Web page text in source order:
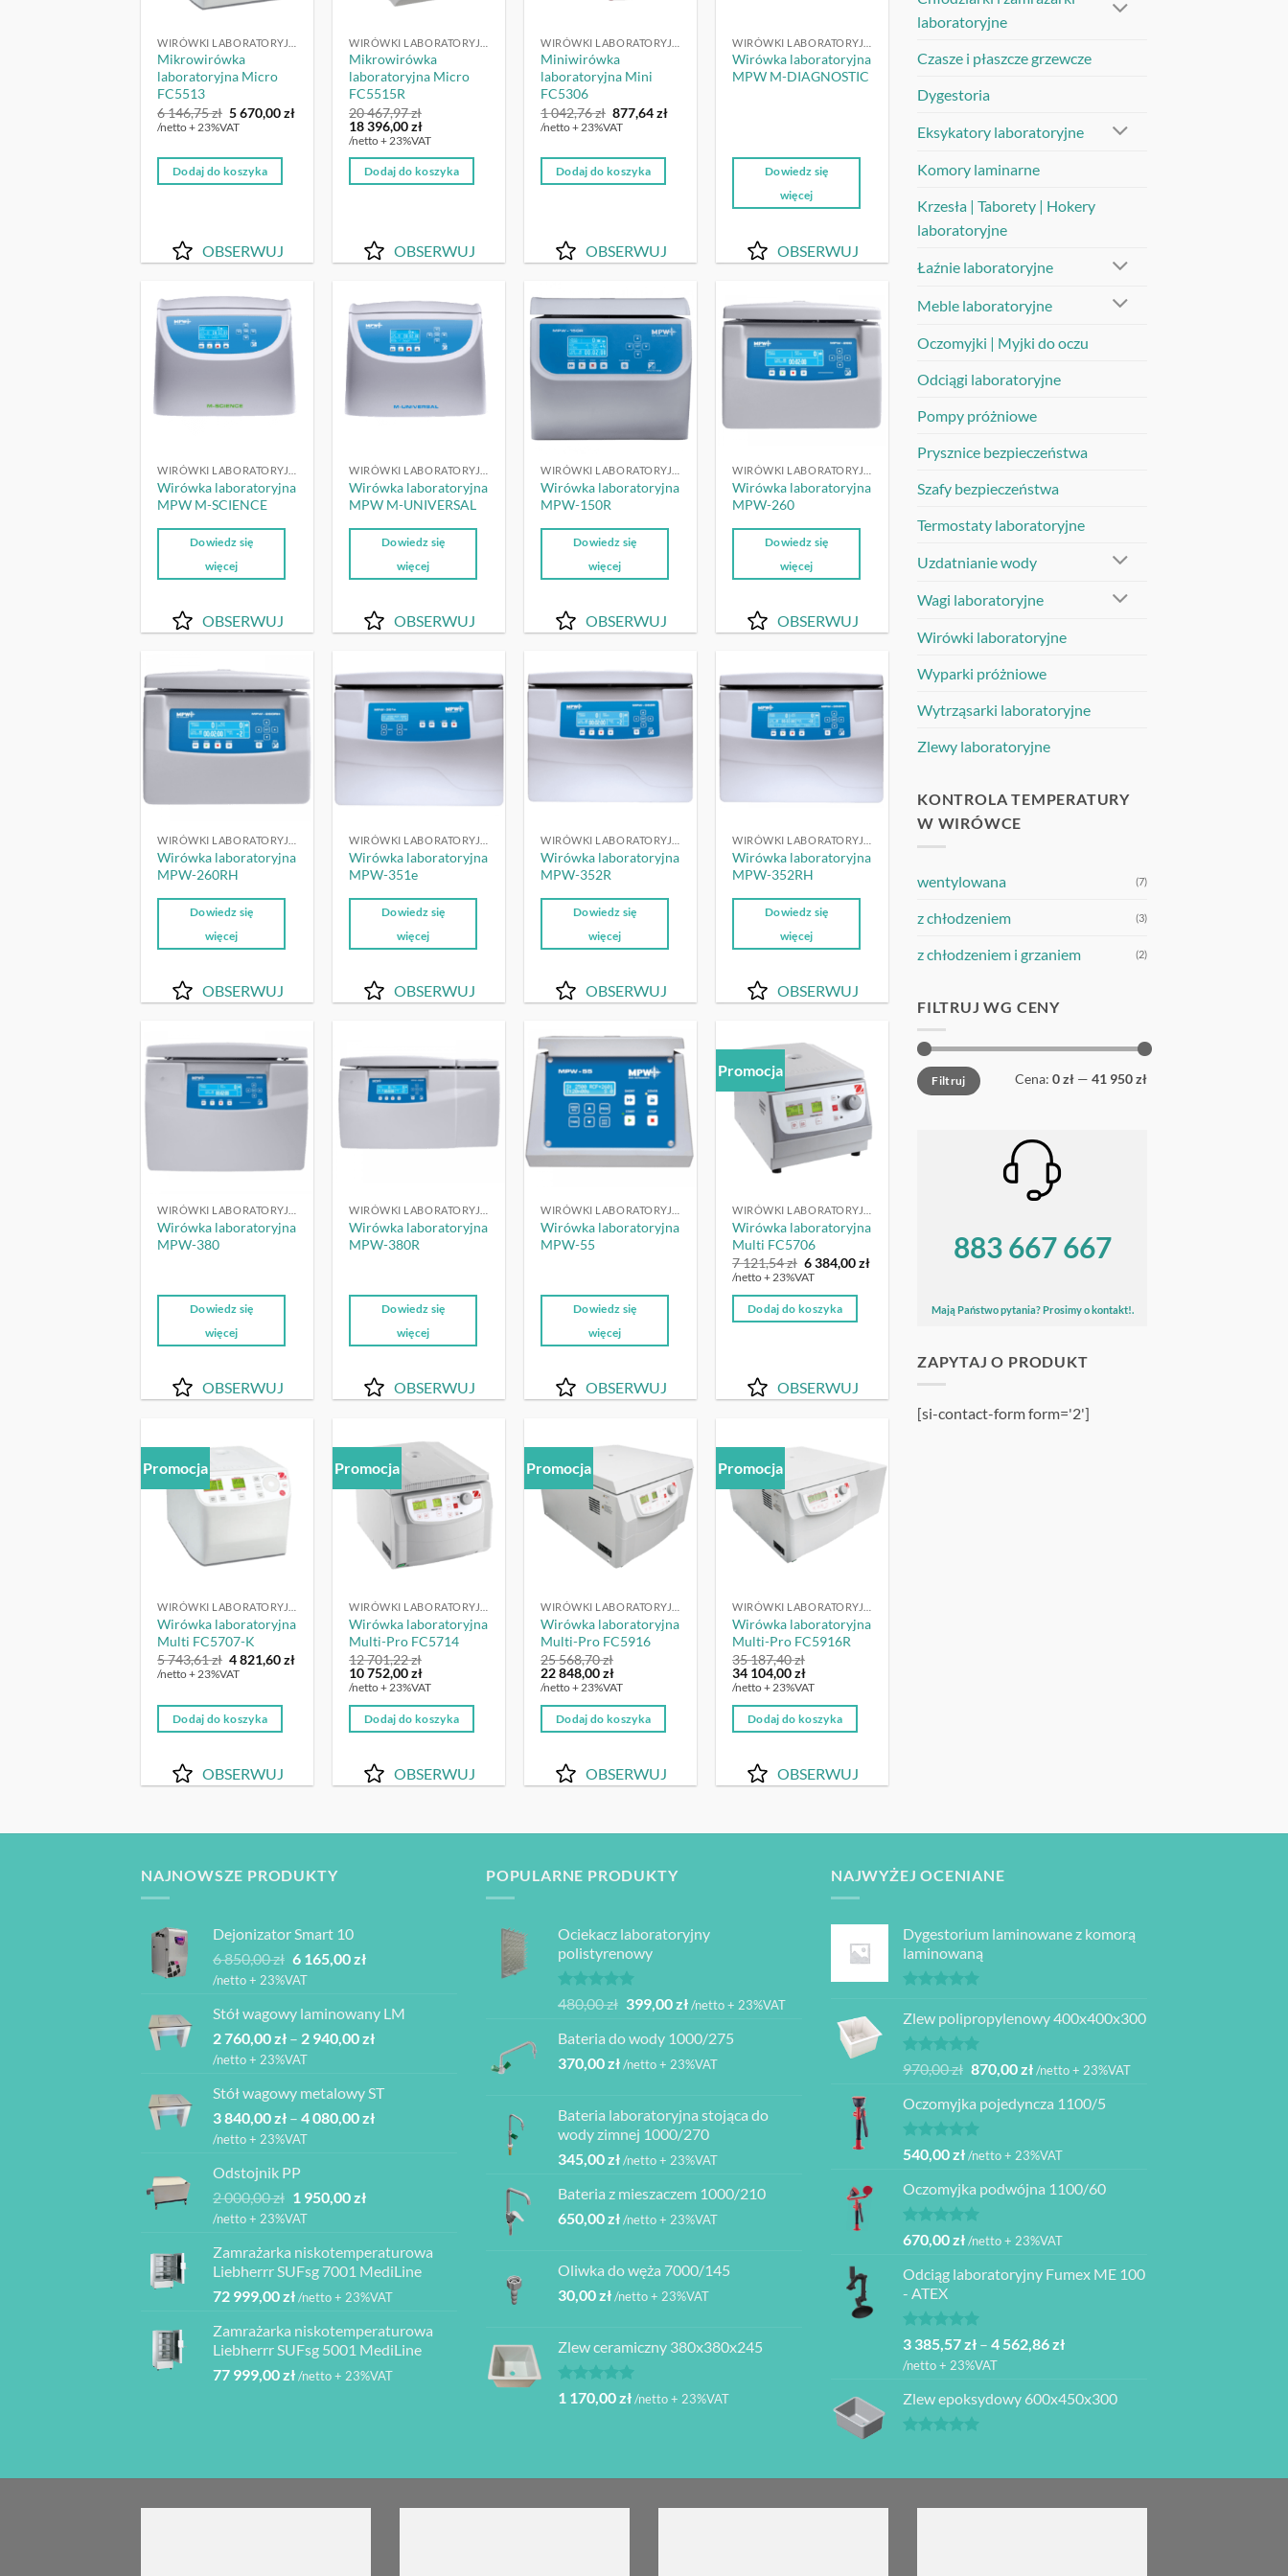
Mikrowirówka
laboratoryjna Micro
FC5513
6 146,75zł Pierwotna
cena
146,75 zł.
5 670,00złAktualna
/netto + 23%VAT
Dodaj do koszyka
OBSERWUJ
Mikrowirówka
laboratoryjna Micro
FC5515R
20 467,97zł
Pierwotna
cena
467,97 zł.
18 396,00złAktualna
cena
396,00 zł.
/netto + 23%VAT
Dodaj do koszyka
OBSERWUJ
Miniwirówka
laboratoryjna Mini
FC5306
1 042,76zł Pierwotna
cena
042,76 zł.
877,64złAktualna
/netto + 23%VAT
Dodaj do koszyka
OBSERWUJ
Wirówka laboratoryjna
MPW M-DIAGNOSTIC
Dowiedz się
więcej
OBSERWUJ
OBSERWUJ
Wirówka laboratoryjna
MPW M-SCIENCE
Dowiedz się
więcej
OBSERWUJ
OBSERWUJ
Wirówka laboratoryjna
MPW M-UNIVERSAL
Dowiedz się
więcej
OBSERWUJ
OBSERWUJ
Wirówka laboratoryjna
MPW-150R
Dowiedz się
więcej
OBSERWUJ
OBSERWUJ
Wirówka laboratoryjna
MPW-260
Dowiedz się
więcej
OBSERWUJ
OBSERWUJ
Wirówka laboratoryjna
MPW-260RH
Dowiedz się
więcej
OBSERWUJ
OBSERWUJ
Wirówka laboratoryjna
MPW-351e
Dowiedz się
więcej
OBSERWUJ
OBSERWUJ
Wirówka laboratoryjna
MPW-352R
Dowiedz się
więcej
OBSERWUJ
OBSERWUJ
Wirówka laboratoryjna
MPW-352RH
Dowiedz się
więcej
OBSERWUJ
OBSERWUJ
Wirówka laboratoryjna
MPW-380
Dowiedz się
więcej
OBSERWUJ
OBSERWUJ
Wirówka laboratoryjna
MPW-380R
Dowiedz się
więcej
OBSERWUJ
OBSERWUJ
Wirówka laboratoryjna
MPW-55
Dowiedz się
więcej
OBSERWUJ
Promocja OBSERWUJ
Wirówka laboratoryjna
Multi FC5706
7 121,54zł Pierwotna
cena
7
121,54 zł.
6 384,00złAktualna
/netto + 23%VAT
Dodaj do koszyka
OBSERWUJ
Promocja OBSERWUJ
Wirówka laboratoryjna
Multi FC5707-K
5 743,61zł Pierwotna
cena
743,61 zł.
4 821,60złAktualna
821,60 zł.
/netto + 23%VAT
Dodaj do koszyka
OBSERWUJ
Promocja OBSERWUJ
Wirówka laboratoryjna
Multi-Pro FC5714
12 701,22zł
Pierwotna
cena
12
701,22 zł.
10 752,00złAktualna
cena
10
752,00 zł.
/netto + 23%VAT
Dodaj do koszyka
OBSERWUJ
Promocja OBSERWUJ
Wirówka laboratoryjna
Multi-Pro FC5916
25 568,70zł
Pierwotna
cena
25
568,70 zł.
22 848,00złAktualna
cena
22
848,00 zł.
/netto + 23%VAT
Dodaj do koszyka
OBSERWUJ
Promocja OBSERWUJ
Wirówka laboratoryjna
Multi-Pro FC5916R
35 187,40zł
Pierwotna
cena
35
187,40 zł.
34 104,00złAktualna
cena
34
104,00 zł.
/netto + 23%VAT
Dodaj do koszyka
OBSERWUJ
laboratoryjne
Czasze i płaszcze grzewcze
Dygestoria
Eksykatory laboratoryjne
Komory laminarne
Krzesła | Taborety | Hokery
laboratoryjne
Łaźnie laboratoryjne
Meble laboratoryjne
Oczomyjki | Myjki do oczu
Odciągi laboratoryjne
Pompy próżniowe
Prysznice bezpieczeństwa
Szafy bezpieczeństwa
Termostaty laboratoryjne
Uzdatnianie wody
Wagi laboratoryjne
Wirówki laboratoryjne
Wyparki próżniowe
Wytrząsarki laboratoryjne
Zlewy laboratoryjne
KONTROLA TEMPERATURY
W WIRÓWCE
wentylowana (7)
z chłodzeniem (3)
z chłodzeniem i grzaniem (2)
FILTRUJ WG CENY
Cena
min
Cena
maxFiltruj Cena: 0 zł — 41 950 zł
883 667 667
Mają Państwo pytania? Prosimy o kontakt!.
ZAPYTAJ O PRODUKT
[si-contact-form form='2']
NAJNOWSZE PRODUKTY
Dejonizator Smart 10
6 850,00zł Pierwotna
cena
6
850,00 zł.
6 165,00złAktualna
6
165,00 zł.
/netto + 23%VAT
Stół wagowy laminowany LM
2 760,00zł – 2 940,00złZakres
2
760,00 zł
/netto + 23%VAT
Stół wagowy metalowy ST
3 840,00zł – 4 080,00złZakres
080,00 zł
/netto + 23%VAT
Odstojnik PP
2 000,00zł Pierwotna
cena
2
000,00 zł.
1 950,00złAktualna
1
950,00 zł.
/netto + 23%VAT
Zamrażarka niskotemperaturowa
Liebherrr SUFsg 7001 MediLine
72 999,00zł/netto + 23%VAT
Zamrażarka niskotemperaturowa
Liebherrr SUFsg 5001 MediLine
77 999,00zł/netto + 23%VAT
POPULARNE PRODUKTY
Ociekacz laboratoryjny
polistyrenowy
Oceniono
na 5
480,00zł Pierwotna
wynosiła:
480,00 zł.
399,00złAktualna
wynosi:
399,00 zł.
/netto + 23%VAT
Bateria do wody 1000/275
370,00zł/netto + 23%VAT
Bateria laboratoryjna stojąca do
wody zimnej 1000/270
345,00zł/netto + 23%VAT
Bateria z mieszaczem 1000/210
650,00zł/netto + 23%VAT
Oliwka do węża 7000/145
30,00zł/netto + 23%VAT
Zlew ceramiczny 380x380x245
Oceniono
na 5
1 170,00zł/netto + 23%VAT
NAJWYŻEJ OCENIANE
Dygestorium laminowane z komorą
laminowaną
5.00na 5
Zlew polipropylenowy 400x400x300
Oceniono
na 5
970,00zł Pierwotna
wynosiła:
970,00 zł.
870,00złAktualna
wynosi:
/netto + 23%VAT
Oczomyjka pojedyncza 1100/5
Oceniono
na 5
540,00zł/netto + 23%VAT
Oczomyjka podwójna 1100/60
Oceniono
na 5
670,00zł/netto + 23%VAT
Odciąg laboratoryjny Fumex ME 100
- ATEX
Oceniono
na 5
3 385,57zł – 4 562,86złZakres
3
562,86 zł
/netto + 23%VAT
Zlew epoksydowy 600x450x300